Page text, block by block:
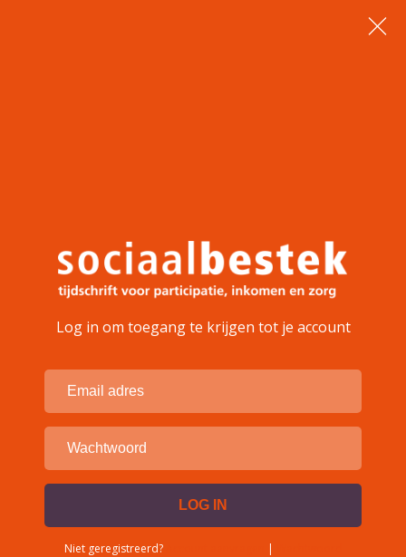
Log in om toegang te krijgen tot je account
Niet geregistreerd? |